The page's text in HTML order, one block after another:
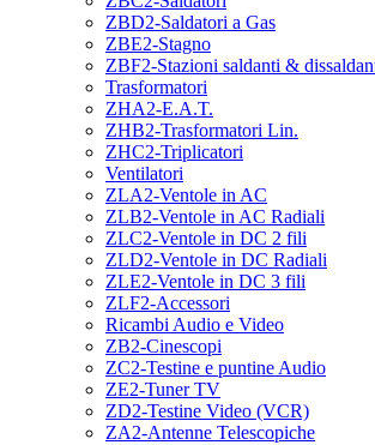
ZBD2-Saldatori a Gas
ZBE2-Stagno
ZBF2-Stazioni saldanti &
Trasformatori
ZHA2-E.A.T.
ZHB2-Trasformatori Lin.
ZHC2-Triplicatori
Ventilatori
ZLA2-Ventole in AC
ZLB2-Ventole in AC Radiali
ZLC2-Ventole in DC 2 fili
ZLD2-Ventole in DC Radiali
ZLE2-Ventole in DC 3 fili
ZLF2-Accessori
Ricambi Audio e Video
ZB2-Cinescopi
ZC2-Testine e puntine Audio
ZE2-Tuner TV
ZD2-Testine Video (VCR)
ZA2-Antenne Telescopiche